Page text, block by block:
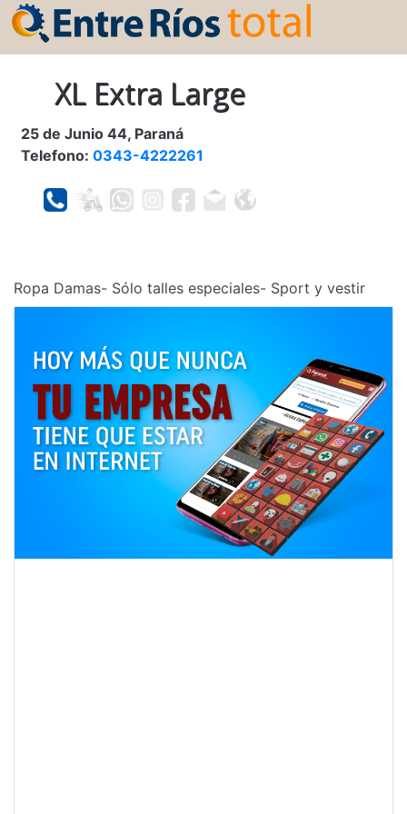
XL Extra Large
25 de Junio 44, Paraná
Telefono: 0343-4222261
Ropa Damas- Sólo talles especiales- Sport y vestir